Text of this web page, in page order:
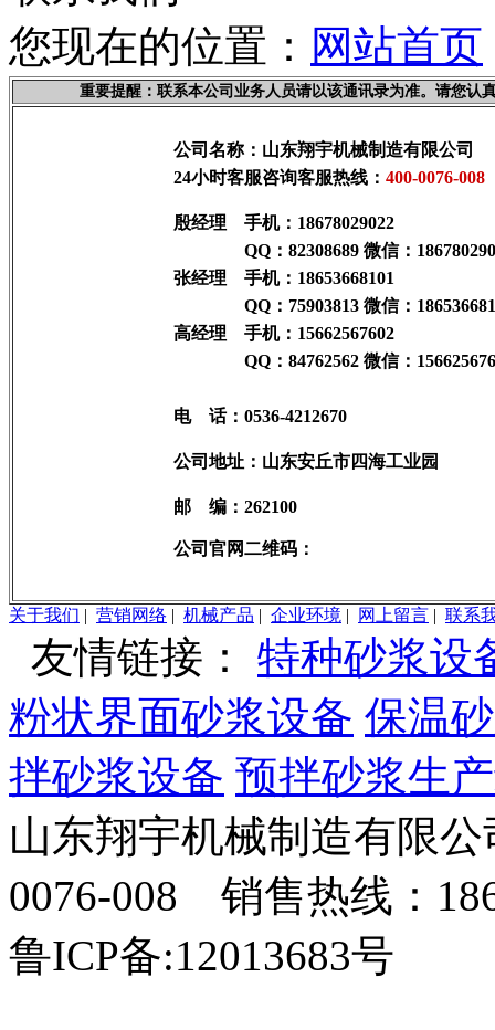
您现在的位置： 网站首页
重要提醒：联系本公司业务人员请以该通讯录为准。请您认
公司名称：山东翔宇机械制造有限公司
24小时客服咨询客服热线： 400-0076-008
殷经理 手机：18678029022
QQ：82308689 微信：
张经理 手机：18653668101
QQ：75903813 微信：
高经理 手机：15662567602
QQ：84762562 微信：
电 话：0536-4212670
公司地址：山东安丘市四海工业园
邮 编：262100
公司官网二维码：
关于我们 | 营销网络 | 机械产品 | 企业环境 | 网上留言 | 联系
友情链接： 特种砂浆设
粉状界面砂浆设备 保温
拌砂浆设备 预拌砂浆生
山东翔宇机械制造有限
0076-008 销售热线：
鲁ICP备:12013683号